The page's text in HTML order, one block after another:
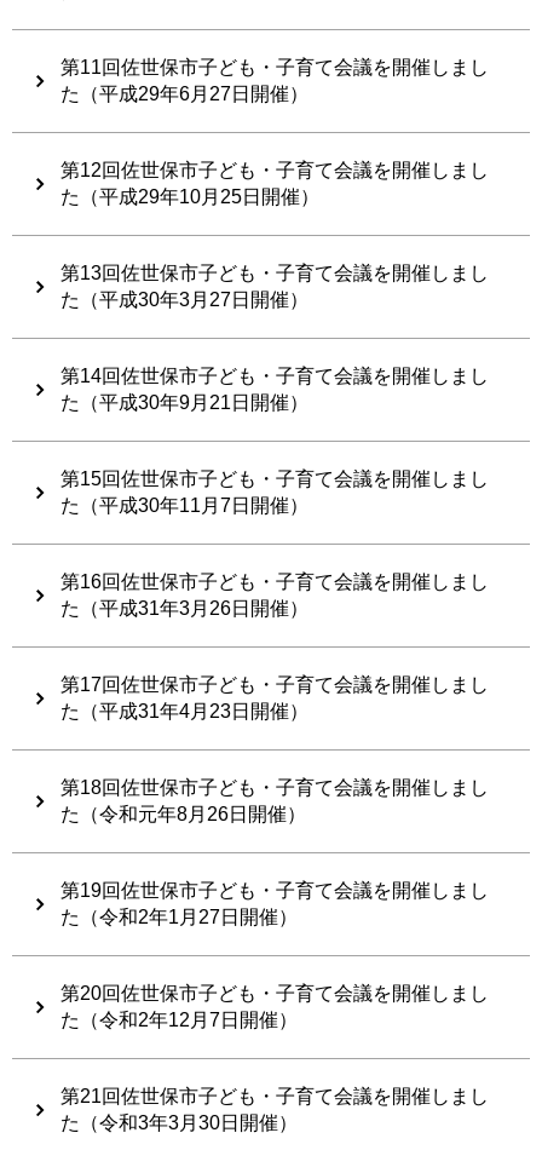
第11回佐世保市子ども・子育て会議を開催しまし
た（平成29年6月27日開催）
第12回佐世保市子ども・子育て会議を開催しまし
た（平成29年10月25日開催）
第13回佐世保市子ども・子育て会議を開催しまし
た（平成30年3月27日開催）
第14回佐世保市子ども・子育て会議を開催しまし
た（平成30年9月21日開催）
第15回佐世保市子ども・子育て会議を開催しまし
た（平成30年11月7日開催）
第16回佐世保市子ども・子育て会議を開催しまし
た（平成31年3月26日開催）
第17回佐世保市子ども・子育て会議を開催しまし
た（平成31年4月23日開催）
第18回佐世保市子ども・子育て会議を開催しまし
た（令和元年8月26日開催）
第19回佐世保市子ども・子育て会議を開催しまし
た（令和2年1月27日開催）
第20回佐世保市子ども・子育て会議を開催しまし
た（令和2年12月7日開催）
第21回佐世保市子ども・子育て会議を開催しまし
た（令和3年3月30日開催）